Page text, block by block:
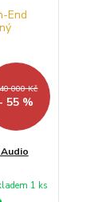
000 Kč
- 55 %
1 ks